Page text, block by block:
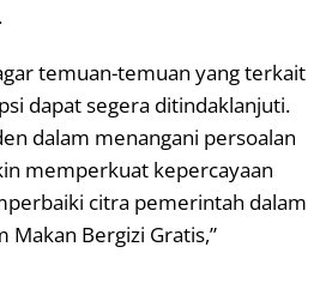
temuan-temuan yang terkait
dapat segera ditindaklanjuti.
dalam menangani persoalan
memperkuat kepercayaan
citra pemerintah dalam
Makan Bergizi Gratis,”